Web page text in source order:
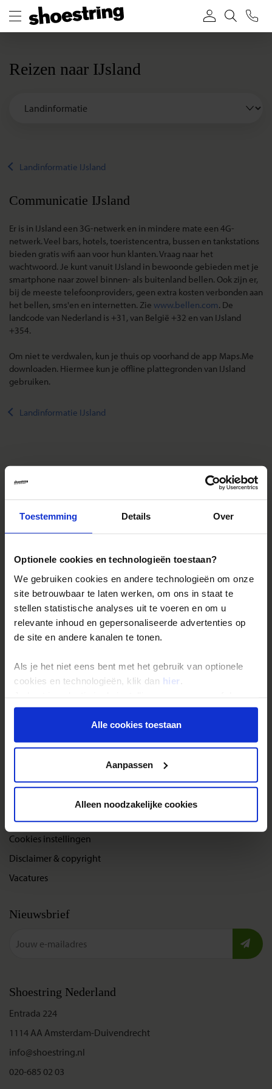
Toestemming Details Over
Optionele cookies en technologieën toestaan?
We gebruiken cookies en andere technologieën om onze
site betrouwbaar te laten werken, om ons in staat te
stellen statistische analyses uit te voeren en om u
relevante inhoud en gepersonaliseerde advertenties op
de site en andere kanalen te tonen.
Als je het niet eens bent met het gebruik van optionele
cookies en technologieën, klik dan hier
onder aan de pagina op elk gewenst moment voor de
toekomst wijzigen.Alle cookies toestaan
Aanpassen
Alleen noodzakelijke cookies
Reizen naar IJsland
Landinformatie IJsland
Communicatie IJsland
Er is in IJsland een 3G-netwerk en in mindere mate een 4G-
netwerk. Veel bars, hotels, toeristencentra, bussen en tankstations
bieden gratis wifi aan voor hun klanten. Vraag naar het
wachtwoord. Je kunt vanuit IJsland in bewoonde gebieden met je
smartphone naar zowel binnen- als buitenland bellen. Ook zijn er,
bij de meeste telefoonproviders, geen extra kosten verbonden aan
het bellen, sms'en en internetten. Zie www.bellen.com. De
landcode van Nederland is +31, van België +32 en van IJsland
+354.
Om niet te verdwalen, kun je thuis op voorhand de app Maps.Me
downloaden. Hiermee kun je offline plattegronden van IJsland
gebruiken.
Landinformatie IJsland
Reizen met Shoestring
De belangrijkste info op een rij
Bestemmingen
Reis- en annuleringsvoorwaarden
Veelgestelde vragen
Inloggen op mijn.Shoestring
Reisthema's
Groepsreizen
Single reizen
Gegarandeerde reizen
Nieuwe reizen
Over Shoestring
Bel, mail of chat met ons
Privacybeleid
Cookies instellingen
Disclaimer & copyright
Vacatures
Nieuwsbrief
Shoestring Nederland
Entrada 224
1114 AA Amsterdam-Duivendrecht
info@shoestring.nl
020-685 02 03